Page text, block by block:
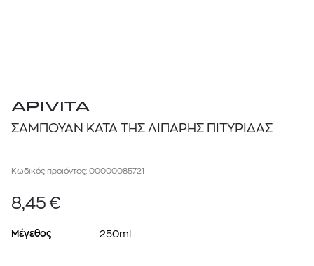
APIVITA
ΣΑΜΠΟΥΑΝ ΚΑΤΑ ΤΗΣ ΛΙΠΑΡΗΣ ΠΙΤΥΡΙΔΑΣ
Κωδικός προϊόντος: 00000085721
8,45 €
Μέγεθος 250ml